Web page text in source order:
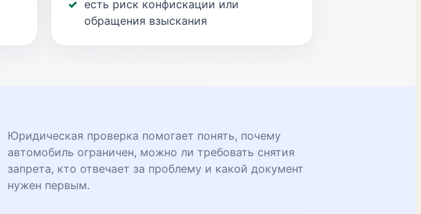
есть риск конфискации или
обращения взыскания
Юридическая проверка помогает понять, почему
автомобиль ограничен, можно ли требовать снятия
запрета, кто отвечает за проблему и какой документ
нужен первым.